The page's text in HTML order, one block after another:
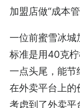
加盟店做“成本
一位前蜜雪冰城
标准是用40克
一点头尾，能节
在外卖平台上的
考虑到了外卖平